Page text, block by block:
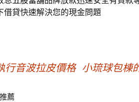
借貸快速解決您的現金問題
行音波拉皮價格 小琉球包棟
薦